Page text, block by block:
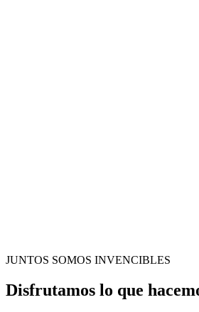
JUNTOS SOMOS INVENCIBLES
Disfrutamos lo que